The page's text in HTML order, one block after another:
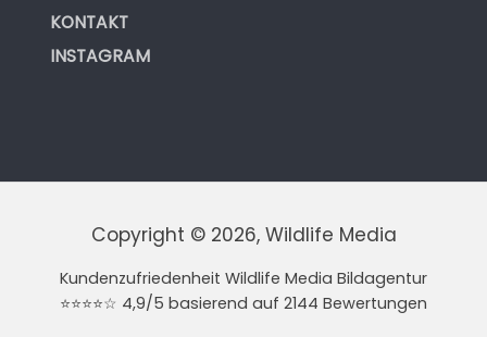
KONTAKT
INSTAGRAM
Copyright © 2026, Wildlife Media
Kundenzufriedenheit Wildlife Media Bildagentur
⭐⭐⭐⭐☆ 4,9/5 basierend auf 2144 Bewertungen